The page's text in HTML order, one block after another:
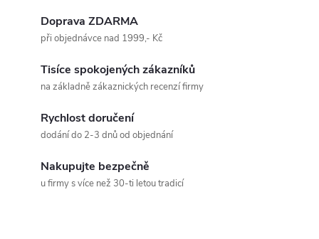
Doprava ZDARMA
při objednávce nad 1999,- Kč
Tisíce spokojených zákazníků
na základně zákaznických recenzí firmy
Rychlost doručení
dodání do 2-3 dnů od objednání
Nakupujte bezpečně
u firmy s více než 30-ti letou tradicí